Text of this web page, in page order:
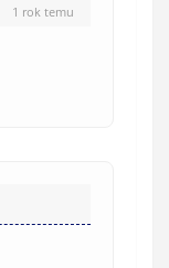
1 rok temu